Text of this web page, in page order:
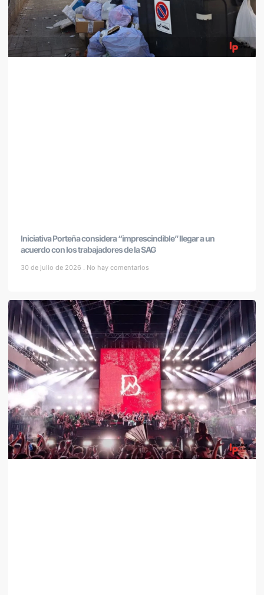
Iniciativa Porteña considera “imprescindible” llegar a un
acuerdo con los trabajadores de la SAG
30 de julio de 2026 No hay comentarios